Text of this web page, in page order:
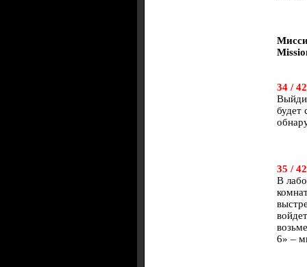
34 / 42
будет
35 / 42
В
6» –